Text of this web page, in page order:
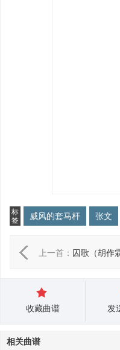
标
签
威风的套马杆 张文
上一首： 囚歌（胡作
收藏曲谱 发
相关曲谱